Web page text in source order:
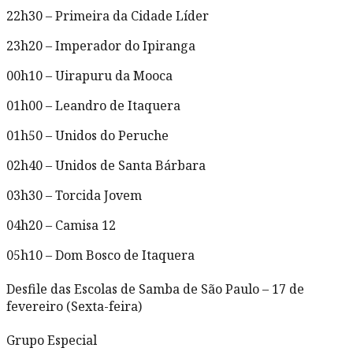
22h30 – Primeira da Cidade Líder
23h20 – Imperador do Ipiranga
00h10 – Uirapuru da Mooca
01h00 – Leandro de Itaquera
01h50 – Unidos do Peruche
02h40 – Unidos de Santa Bárbara
03h30 – Torcida Jovem
04h20 – Camisa 12
05h10 – Dom Bosco de Itaquera
Desfile das Escolas de Samba de São Paulo – 17 de
fevereiro (Sexta-feira)
Grupo Especial